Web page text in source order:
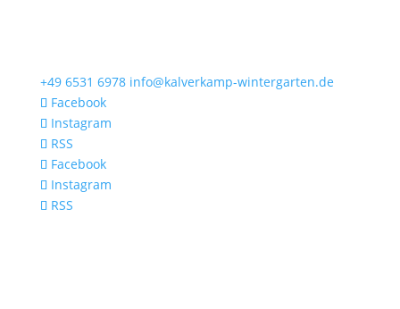
+49 6531 6978 info@kalverkamp-wintergarten.de
Facebook
Instagram
RSS
Facebook
Instagram
RSS